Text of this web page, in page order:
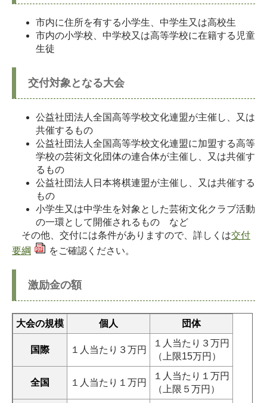
市内に住所を有する小学生、中学生又は高校生
市内の小学校、中学校又は高等学校に在籍する児童
生徒
交付対象となる大会
公益社団法人全国高等学校文化連盟が主催し、又は
共催するもの
公益社団法人全国高等学校文化連盟に加盟する高等
学校の芸術文化団体の連合体が主催し、又は共催す
るもの
公益社団法人日本将棋連盟が主催し、又は共催する
もの
小学生又は中学生を対象とした芸術文化クラブ活動
の一環として開催されるもの など
その他、交付には条件がありますので、詳しくは交付
要綱
をご確認ください。
激励金の額
大会の規模 個人 団体
国際 １人当たり３万円
１人当たり３万円
（上限15万円）
全国 １人当たり１万円
１人当たり１万円
（上限５万円）